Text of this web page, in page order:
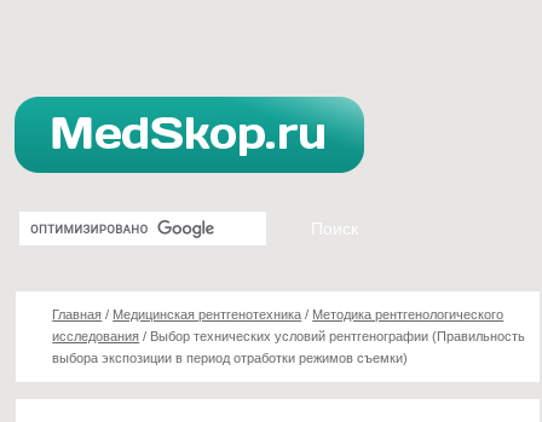
Главная / Медицинская рентгенотехника / Методика рентгенологического
исследования / Выбор технических условий рентгенографии (Правильность
выбора экспозиции в период отработки режимов съемки)